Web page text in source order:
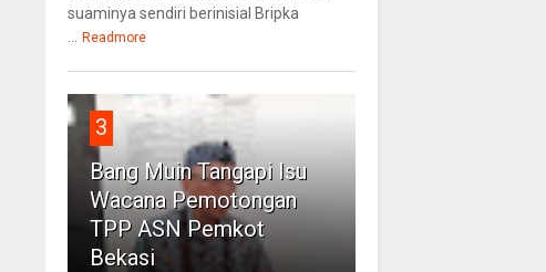
suaminya sendiri berinisial Bripka
Readmore
3
Bang Muin Tangapi Isu
Wacana Pemotongan
TPP ASN Pemkot
Bekasi